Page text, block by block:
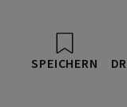
SPEICHERN